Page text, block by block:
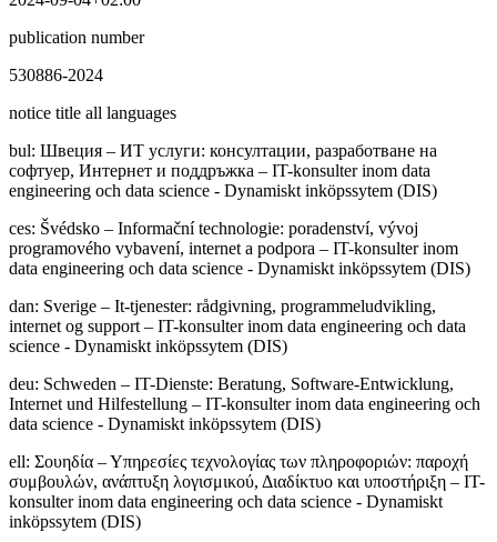
publication number
530886-2024
notice title all languages
bul: Швeция – ИТ услуги: консултации, разработване на
софтуер, Интернет и поддръжка – IT-konsulter inom data
engineering och data science - Dynamiskt inköpssytem (DIS)
ces: Švédsko – Informační technologie: poradenství, vývoj
programového vybavení, internet a podpora – IT-konsulter inom
data engineering och data science - Dynamiskt inköpssytem (DIS)
dan: Sverige – It-tjenester: rådgivning, programmeludvikling,
internet og support – IT-konsulter inom data engineering och data
science - Dynamiskt inköpssytem (DIS)
deu: Schweden – IT-Dienste: Beratung, Software-Entwicklung,
Internet und Hilfestellung – IT-konsulter inom data engineering och
data science - Dynamiskt inköpssytem (DIS)
ell: Σουηδία – Υπηρεσίες τεχνολογίας των πληροφοριών: παροχή
συμβουλών, ανάπτυξη λογισμικού, Διαδίκτυο και υποστήριξη – IT-
konsulter inom data engineering och data science - Dynamiskt
inköpssytem (DIS)